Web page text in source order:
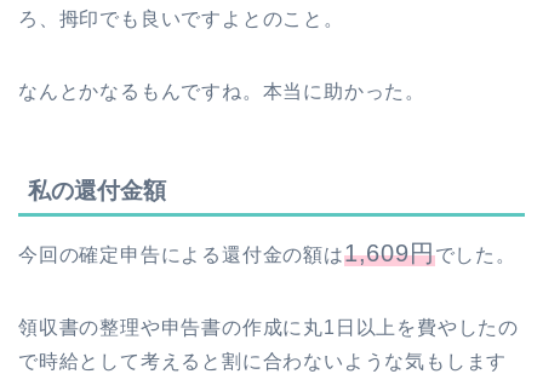
ろ、拇印でも良いですよとのこと。
なんとかなるもんですね。本当に助かった。
私の還付金額
今回の確定申告による還付金の額は1,609円でした。
領収書の整理や申告書の作成に丸1日以上を費やしたの
で時給として考えると割に合わないような気もします